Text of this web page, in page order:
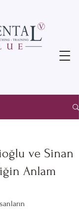
ve Sinan
Anlam